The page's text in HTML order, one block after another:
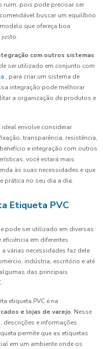
ruim, pois pode precisar ser
buscar um equilíbrio
que ofereça boa
justo.
com outros sistemas
ser utilizado em conjunto com
, para criar um sistema de
integração pode melhorar
a organização de produtos e
ideal envolve considerar
transparência, resistência,
e integração com outros
você estará mais
às suas necessidades e que
prática no seu dia a dia.
Etiqueta PVC
pode ser utilizado em diversas
em diferentes
várias necessidades faz dele
indústria, escritório e até
das principais
etiqueta PVC é na
e lojas de varejo. Nesse
descrições e informações
permite que as etiquetas
em um ambiente onde os